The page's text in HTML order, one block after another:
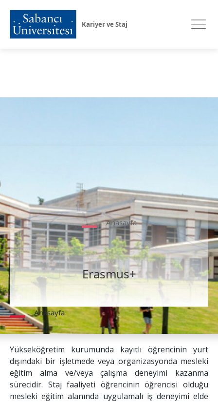
Kariyer ve Staj
Anasayfa
Erasmus+
Anasayfa
Yükseköğretim kurumunda kayıtlı öğrencinin yurt
dışındaki bir işletmede veya organizasyonda mesleki
eğitim alma ve/veya çalışma deneyimi kazanma
sürecidir. Staj faaliyeti öğrencinin öğrencisi olduğu
mesleki eğitim alanında uygulamalı iş deneyimi elde